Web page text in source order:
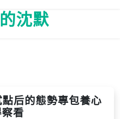
沈默
后的態勢專包養心
看